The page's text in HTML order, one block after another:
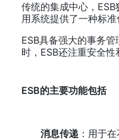
传统的集成中心，
用系统提供了一种标
ESB具备强大的事务
ESB的主要功能包括
消息传递 ：用于